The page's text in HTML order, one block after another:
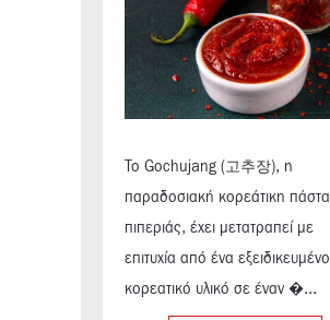
Το Gochujang (고추장), η
παραδοσιακή κορεάτικη πάστα
πιπεριάς, έχει μετατραπεί με
επιτυχία από ένα εξειδικευμένο
κορεατικό υλικό σε έναν �...